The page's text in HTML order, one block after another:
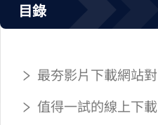
目錄
2026 最夯影片下載網
值得一試的線上下